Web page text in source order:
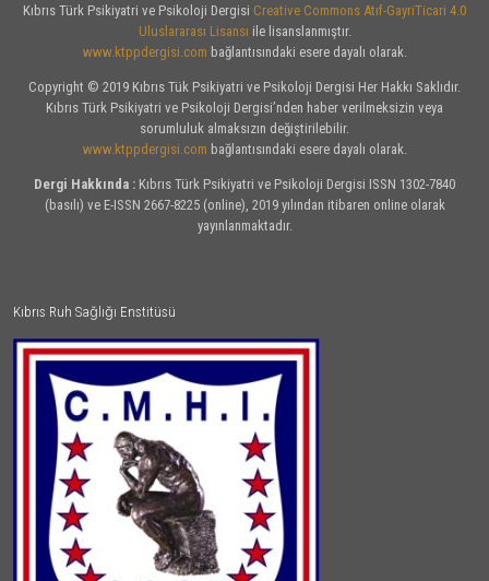
Kıbrıs Türk Psikiyatri ve Psikoloji Dergisi Creative Commons Atıf-GayriTicari 4.0
Uluslararası Lisansı ile lisanslanmıştır.
www.ktppdergisi.com bağlantısındaki esere dayalı olarak.
Copyright © 2019 Kıbrıs Tük Psikiyatri ve Psikoloji Dergisi Her Hakkı Saklıdır.
Kıbrıs Türk Psikiyatri ve Psikoloji Dergisi’nden haber verilmeksizin veya
sorumluluk almaksızın değiştirilebilir.
www.ktppdergisi.com bağlantısındaki esere dayalı olarak.
Dergi Hakkında : Kıbrıs Türk Psikiyatri ve Psikoloji Dergisi ISSN 1302-7840
(basılı) ve E-ISSN 2667-8225 (online), 2019 yılından itibaren online olarak
yayınlanmaktadır.
Kıbrıs Ruh Sağlığı Enstitüsü